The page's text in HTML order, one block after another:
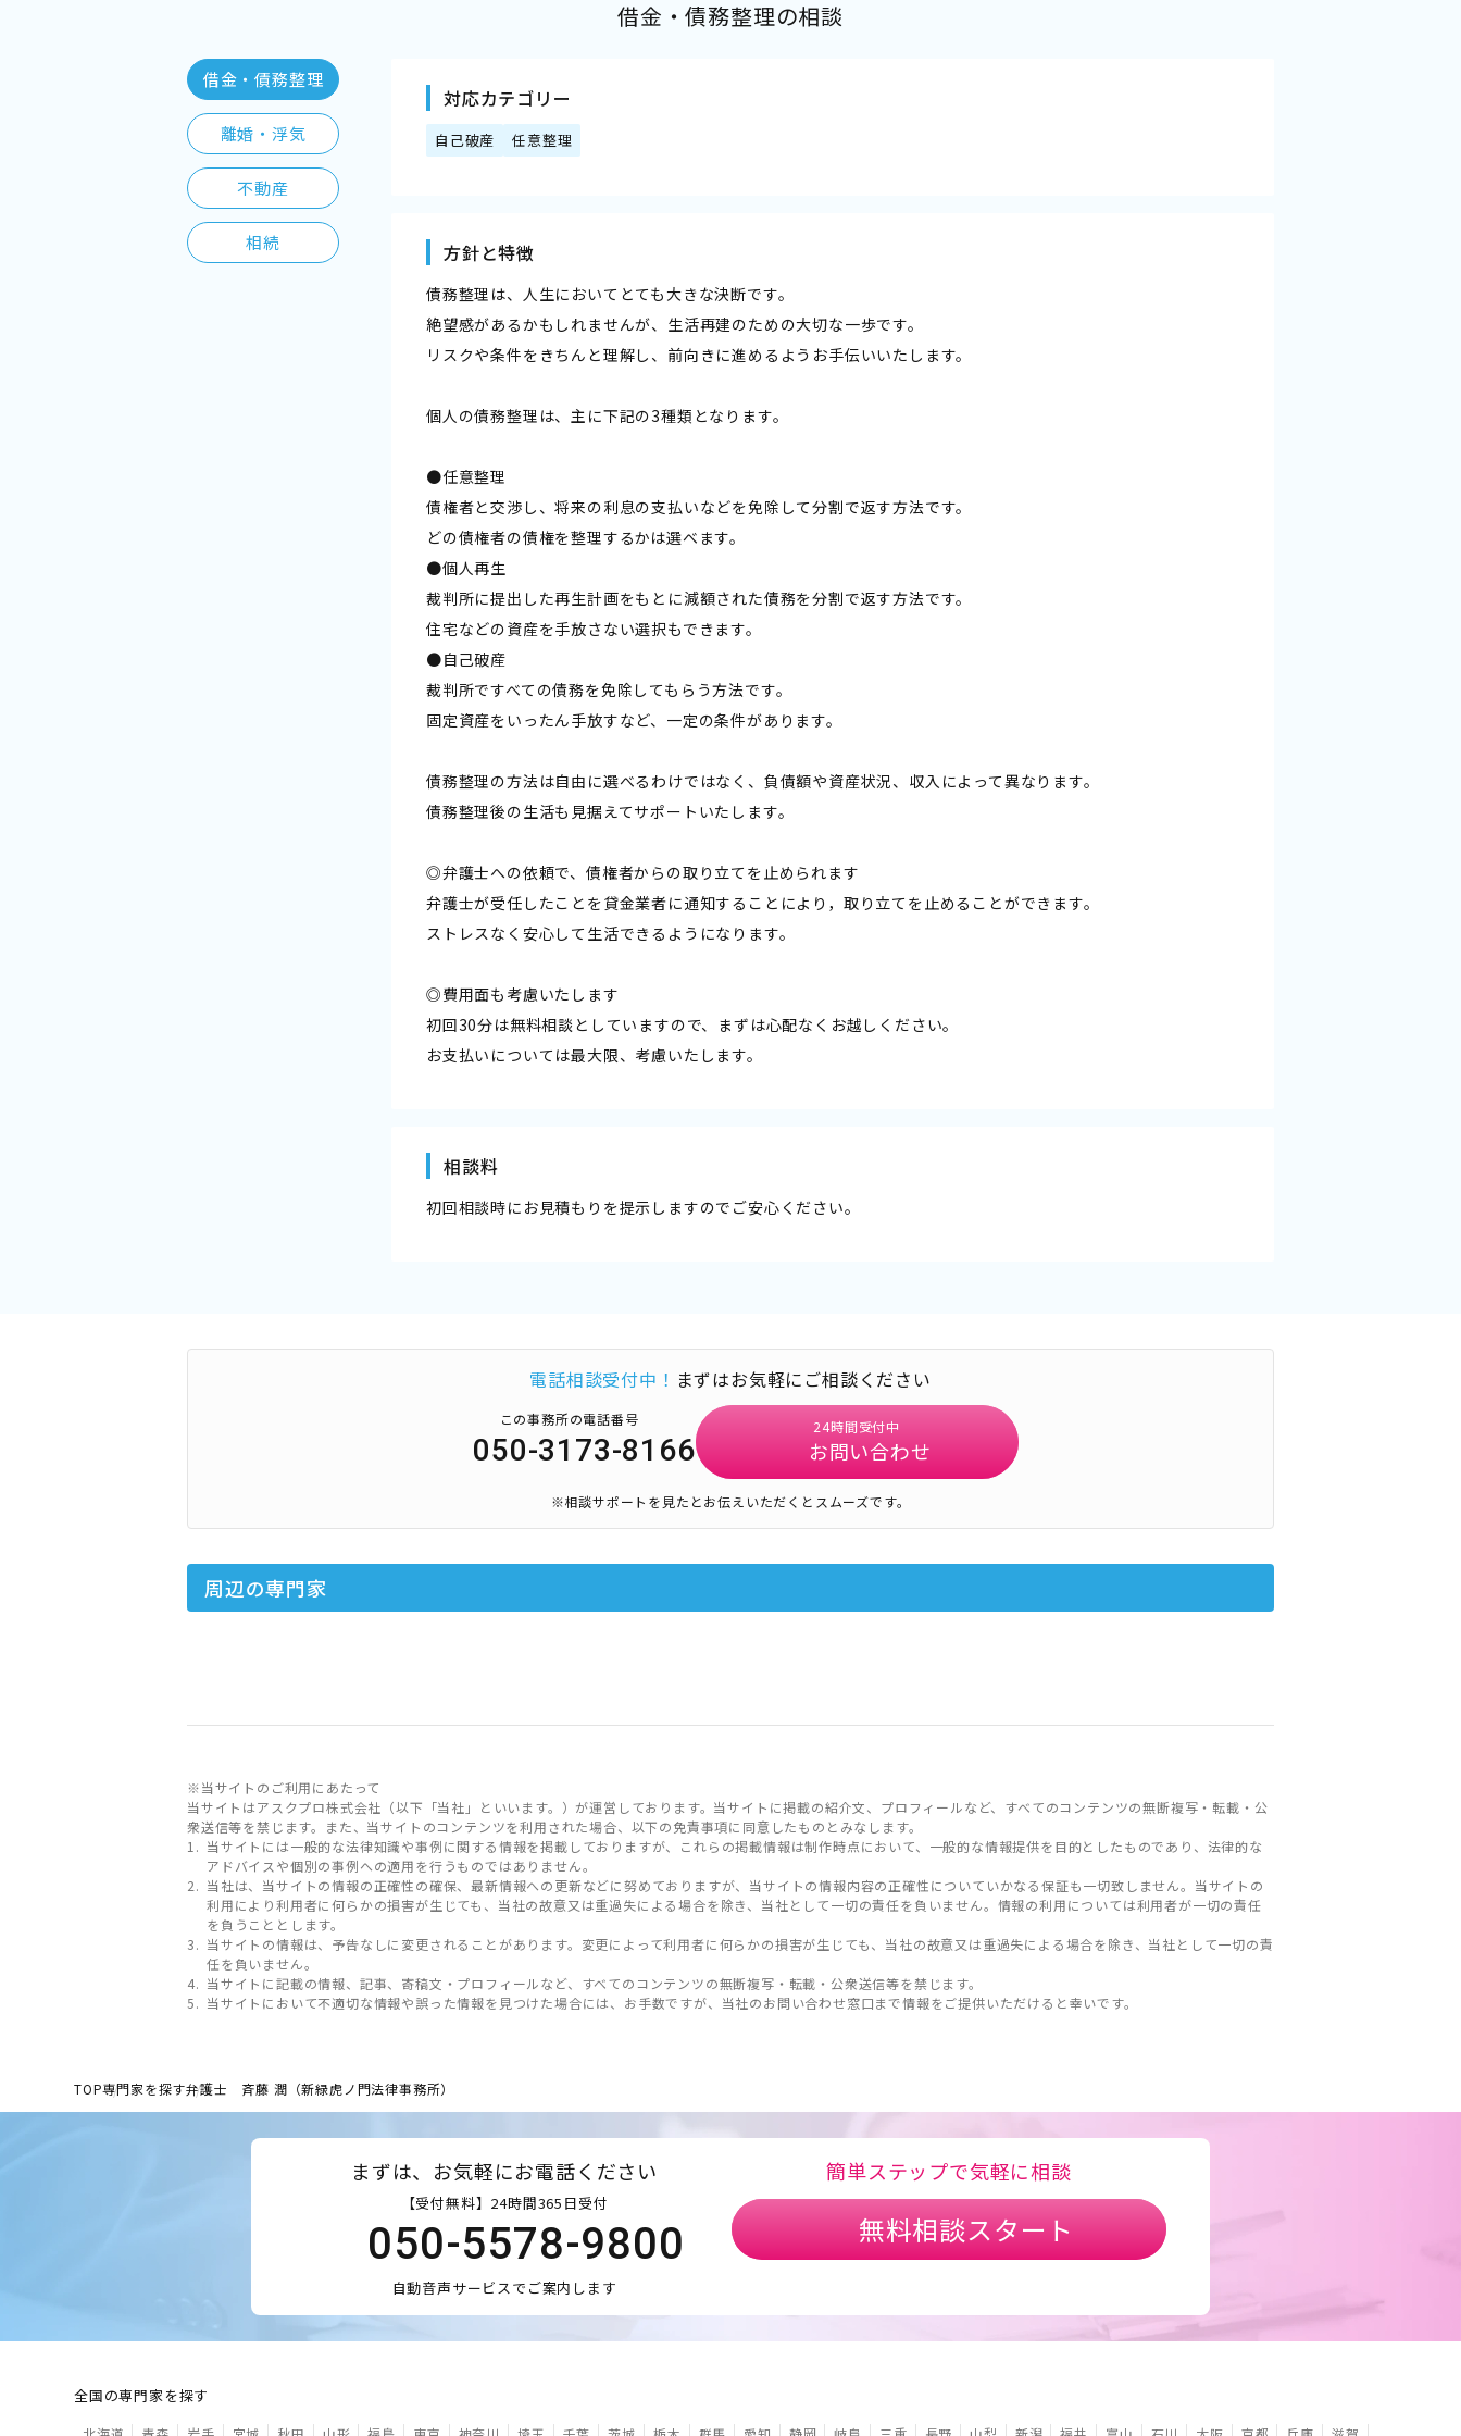
借金・債務整理の相談
借金・債務整理
離婚・浮気
不動産
相続
対応カテゴリー
自己破産 任意整理
方針と特徴
債務整理は、人生においてとても大きな決断です。
絶望感があるかもしれませんが、生活再建のための大切な一歩です。
リスクや条件をきちんと理解し、前向きに進めるようお手伝いいたします。
個人の債務整理は、主に下記の3種類となります。
●任意整理
債権者と交渉し、将来の利息の支払いなどを免除して分割で返す方法です。
どの債権者の債権を整理するかは選べます。
●個人再生
裁判所に提出した再生計画をもとに減額された債務を分割で返す方法です。
住宅などの資産を手放さない選択もできます。
●自己破産
裁判所ですべての債務を免除してもらう方法です。
固定資産をいったん手放すなど、一定の条件があります。
債務整理の方法は自由に選べるわけではなく、負債額や資産状況、収入によって異なります。
債務整理後の生活も見据えてサポートいたします。
◎弁護士への依頼で、債権者からの取り立てを止められます
弁護士が受任したことを貸金業者に通知することにより，取り立てを止めることができます。
ストレスなく安心して生活できるようになります。
◎費用面も考慮いたします
初回30分は無料相談としていますので、まずは心配なくお越しください。
お支払いについては最大限、考慮いたします。
相談料
初回相談時にお見積もりを提示しますのでご安心ください。
電話相談受付中！ まずはお気軽にご相談ください
この事務所の電話番号
050-3173-8166
24時間受付中
お問い合わせ
※相談サポートを見たとお伝えいただくとスムーズです。
周辺の専門家
※当サイトのご利用にあたって
当サイトはアスクプロ株式会社（以下「当社」といいます。）が運営しております。当サイトに掲載の紹介文、プロフィールなど、すべてのコンテンツの無断複写・転載・公
衆送信等を禁じます。また、当サイトのコンテンツを利用された場合、以下の免責事項に同意したものとみなします。
当サイトには一般的な法律知識や事例に関する情報を掲載しておりますが、これらの掲載情報は制作時点において、一般的な情報提供を目的としたものであり、法律的な
アドバイスや個別の事例への適用を行うものではありません。
当社は、当サイトの情報の正確性の確保、最新情報への更新などに努めておりますが、当サイトの情報内容の正確性についていかなる保証も一切致しません。当サイトの
利用により利用者に何らかの損害が生じても、当社の故意又は重過失による場合を除き、当社として一切の責任を負いません。情報の利用については利用者が一切の責任
を負うこととします。
当サイトの情報は、予告なしに変更されることがあります。変更によって利用者に何らかの損害が生じても、当社の故意又は重過失による場合を除き、当社として一切の責
任を負いません。
当サイトに記載の情報、記事、寄稿文・プロフィールなど、すべてのコンテンツの無断複写・転載・公衆送信等を禁じます。
当サイトにおいて不適切な情報や誤った情報を見つけた場合には、お手数ですが、当社のお問い合わせ窓口まで情報をご提供いただけると幸いです。
TOP専門家を探す弁護士 斉藤 潤（新緑虎ノ門法律事務所）
まずは、お気軽にお電話ください
【受付無料】24時間365日受付
050-5578-9800
自動音声サービスでご案内します
簡単ステップで気軽に相談
無料相談スタート
全国の専門家を探す